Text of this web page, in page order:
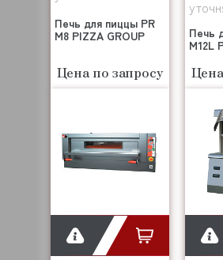
Печь для пиццы PR
M8 PIZZA GROUP
Цена по запросу
Печь
M12L